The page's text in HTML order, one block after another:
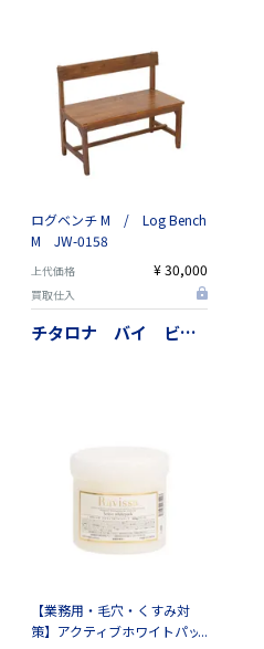
ログベンチ M / Log Bench
M JW-0158
上代価格 ¥ 30,000
買取仕入
チタロナ バイ ビーカンパニー
【業務用・毛穴・くすみ対
策】アクティブホワイトパッ